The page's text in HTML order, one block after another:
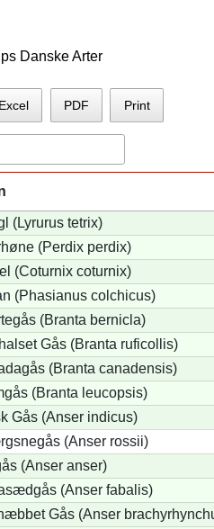
Danske Arter
Excel PDF Print
(Lyrurus tetrix)
(Perdix perdix)
(Coturnix coturnix)
(Phasianus colchicus)
(Branta bernicla)
Gås (Branta ruficollis)
(Branta canadensis)
(Branta leucopsis)
Gås (Anser indicus)
(Anser rossii)
(Anser anser)
(Anser fabalis)
Gås (Anser